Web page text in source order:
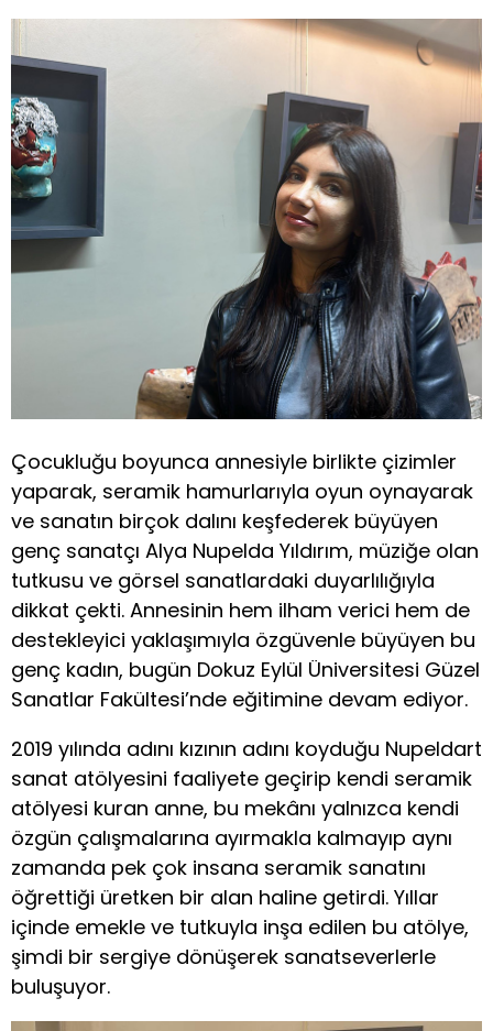
Çocukluğu boyunca annesiyle birlikte çizimler
yaparak, seramik hamurlarıyla oyun oynayarak
ve sanatın birçok dalını keşfederek büyüyen
genç sanatçı Alya Nupelda Yıldırım, müziğe olan
tutkusu ve görsel sanatlardaki duyarlılığıyla
dikkat çekti. Annesinin hem ilham verici hem de
destekleyici yaklaşımıyla özgüvenle büyüyen bu
genç kadın, bugün Dokuz Eylül Üniversitesi Güzel
Sanatlar Fakültesi’nde eğitimine devam ediyor.
2019 yılında adını kızının adını koyduğu Nupeldart
sanat atölyesini faaliyete geçirip kendi seramik
atölyesi kuran anne, bu mekânı yalnızca kendi
özgün çalışmalarına ayırmakla kalmayıp aynı
zamanda pek çok insana seramik sanatını
öğrettiği üretken bir alan haline getirdi. Yıllar
içinde emekle ve tutkuyla inşa edilen bu atölye,
şimdi bir sergiye dönüşerek sanatseverlerle
buluşuyor.